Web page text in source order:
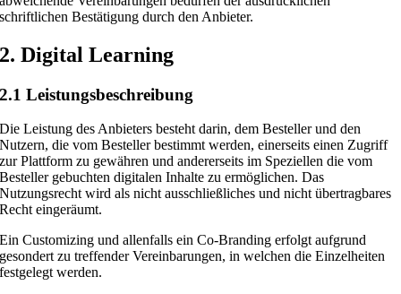
schriftlichen Bestätigung durch den Anbieter.
2. Digital Learning
2.1 Leistungsbeschreibung
Die Leistung des Anbieters besteht darin, dem Besteller und den
Nutzern, die vom Besteller bestimmt werden, einerseits einen Zugriff
zur Plattform zu gewähren und andererseits im Speziellen die vom
Besteller gebuchten digitalen Inhalte zu ermöglichen. Das
Nutzungsrecht wird als nicht ausschließliches und nicht übertragbares
Recht eingeräumt.
Ein Customizing und allenfalls ein Co-Branding erfolgt aufgrund
gesondert zu treffender Vereinbarungen, in welchen die Einzelheiten
festgelegt werden.